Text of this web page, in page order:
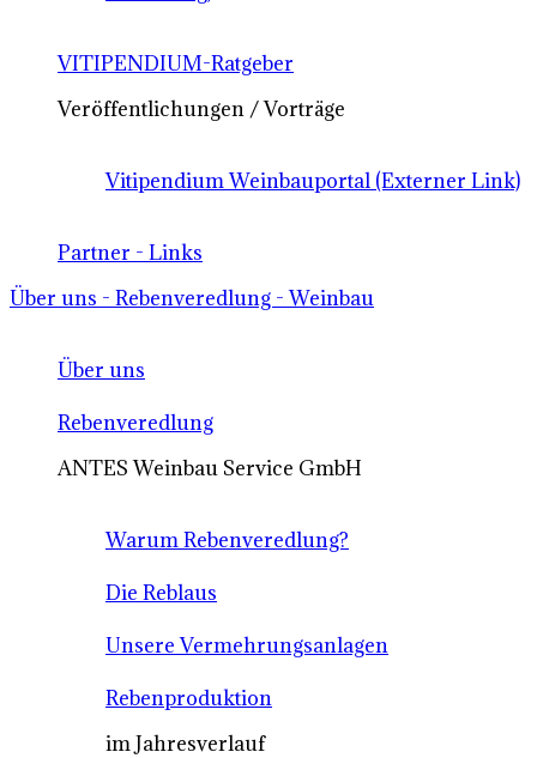
VITIPENDIUM-Ratgeber
Veröffentlichungen / Vorträge
Vitipendium Weinbauportal (Externer Link)
Partner - Links
Über uns - Rebenveredlung - Weinbau
Über uns
Rebenveredlung
ANTES Weinbau Service GmbH
Warum Rebenveredlung?
Die Reblaus
Unsere Vermehrungsanlagen
Rebenproduktion
im Jahresverlauf